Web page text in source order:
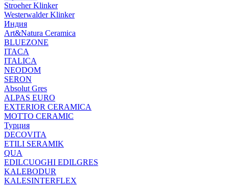
Stroeher Klinker
Westerwalder Klinker
Индия
Art&Natura Ceramica
BLUEZONE
ITACA
ITALICA
NEODOM
SERON
Absolut Gres
ALPAS EURO
EXTERIOR CERAMICA
MOTTO CERAMIC
Турция
DECOVITA
ETILI SERAMIK
QUA
EDILCUOGHI EDILGRES
KALEBODUR
KALESINTERFLEX